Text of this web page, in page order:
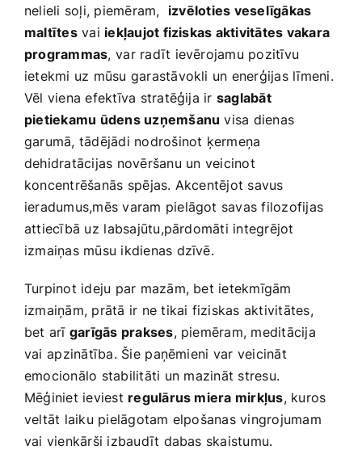
nelieli soļi, piemēram, ‌ izvēloties veselīgākas
‍maltītesvai iekļaujot fiziskas aktivitātes vakara
programmas,⁣ var radīt ievērojamu pozitīvu​
ietekmi uz mūsu garastāvokli un enerģijas līmeni.‌
Vēl viena efektīva stratēģija ir saglabāt
‌pietiekamu ūdens uzņemšanu visa dienas
garumā, tādējādi nodrošinot ķermeņa
dehidratācijas novēršanu un⁣ veicinot
koncentrēšanās⁤ spējas. Akcentējot savus
ieradumus,mēs varam pielāgot savas filozofijas
attiecībā uz ⁤labsajūtu,pārdomāti integrējot
izmaiņas mūsu ikdienas dzīvē.
Turpinot ideju par mazām, bet ietekmīgām
izmaiņām, prātā ir ne tikai fiziskas aktivitātes,
bet arī garīgās prakses, piemēram, meditācija
vai ⁣apzinātība. ‍Šie⁣ paņēmieni ⁤var veicināt
emocionālo stabilitāti un⁢ mazināt ​stresu.‌
Mēģiniet ieviest regulārus miera mirkļus, kuros
veltāt laiku pielāgotam elpošanas vingrojumam⁣
vai vienkārši izbaudīt dabas skaistumu.⁤